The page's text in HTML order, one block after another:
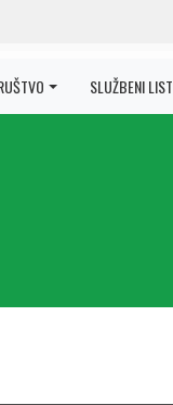
SLUŽBENI LIST